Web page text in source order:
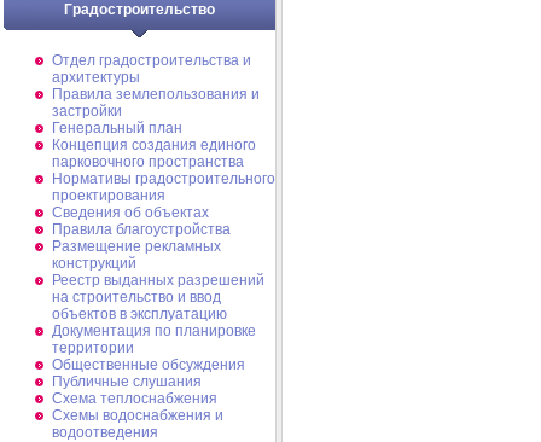
Градостроительство
Отдел градостроительства и
архитектуры
Правила землепользования и
застройки
Генеральный план
Концепция создания единого
парковочного пространства
Нормативы градостроительного
проектирования
Сведения об объектах
Правила благоустройства
Размещение рекламных
конструкций
Реестр выданных разрешений
на строительство и ввод
объектов в эксплуатацию
Документация по планировке
территории
Общественные обсуждения
Публичные слушания
Схема теплоснабжения
Схемы водоснабжения и
водоотведения